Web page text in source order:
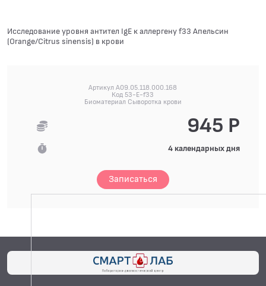
Исследование уровня антител IgE к аллергену f33 Апельсин
(Orange/Citrus sinensis) в крови
Артикул A09.05.118.000.168
Код 53-E-f33
Биоматериал Сыворотка крови
945 Р
4 календарных дня
Записаться